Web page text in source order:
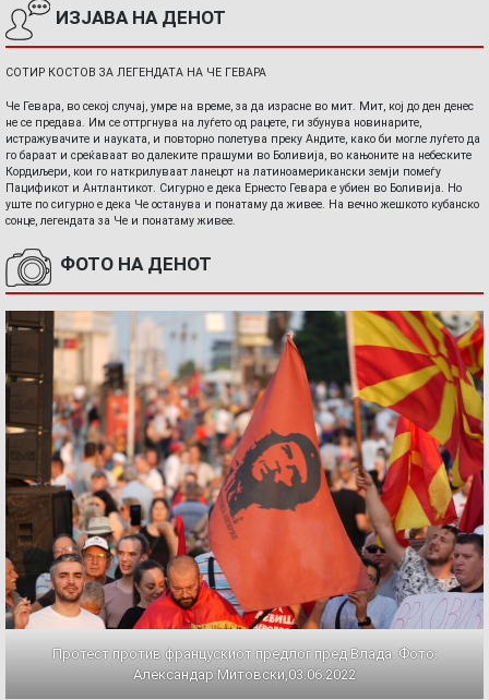
ИЗЈАВА НА ДЕНОТ
СОТИР КОСТОВ ЗА ЛЕГЕНДАТА НА ЧЕ ГЕВАРА
Че Гевара, во секој случај, умре на време, за да израсне во мит. Мит, кој до ден денес
не се предава. Им се оттргнува на луѓето од рацете, ги збунува новинарите,
истражувачите и науката, и повторно полетува преку Андите, како би могле луѓето да
го бараат и среќаваат во далеките прашуми во Боливија, во кањоните на небеските
Кордиљери, кои го наткрилуваат ланецот на латиноамерикански земји помеѓу
Пацификот и Антлантикот. Сигурно е дека Ернесто Гевара е убиен во Боливија. Но
уште по сигурно е дека Че останува и понатаму да живее. На вечно жешкото кубанско
сонце, легендата за Че и понатаму живее.
ФОТО НА ДЕНОТ
Протест против францускиот предлог пред Влада. Фото:
Александар Митовски,03.06.2022